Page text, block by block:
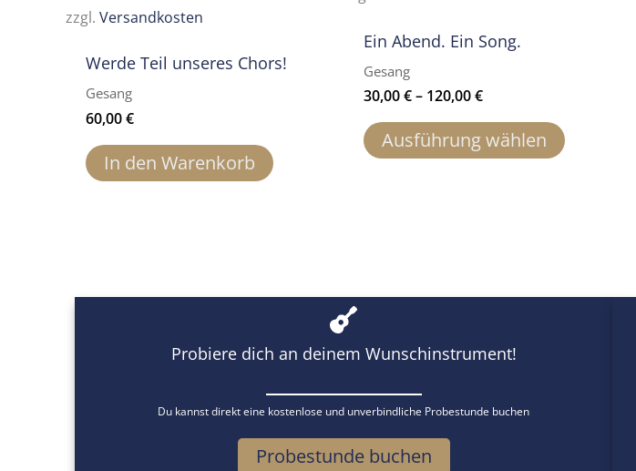
zzgl. Versandkosten
Werde Teil unseres Chors!
Gesang
60,00€
In den Warenkorb
Ein Abend. Ein Song.
Gesang
30,00€– 120,00€
Ausführung wählen
Produkt
Probiere dich an deinem Wunschinstrument!
Du kannst direkt eine kostenlose und unverbindliche Probestunde buchen
Probestunde buchen